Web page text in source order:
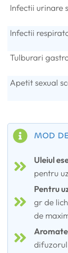
Infectii urinare
Infectii
Tulburari
Apetit sexual
MOD
Uleiul
pentru
Pentru
gr de
de